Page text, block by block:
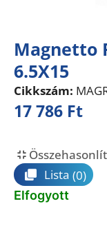
Magnetto
6.5X15
Cikkszám:
17 786 Ft
Lista (0)
Elfogyott